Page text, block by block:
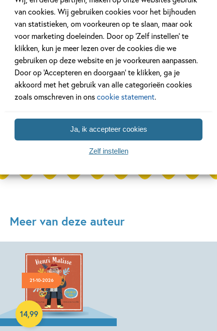
van cookies. Wij gebruiken cookies voor het bijhouden
van statistieken, om voorkeuren op te slaan, maar ook
voor marketing doeleinden. Door op ‘Zelf instellen’ te
klikken, kun je meer lezen over de cookies die we
gebruiken op deze website en je voorkeuren aanpassen.
Door op ‘Accepteren en doorgaan’ te klikken, ga je
akkoord met het gebruik van alle categorieën cookies
zoals omschreven in onscookie statement.
Ja, ik accepteer cookies
Zelf instellen
27 APRIL 2026
De mooiste cadeauboeken
voor Moederdag
20 APRIL 2026
Oplossing ‘De
puzzel!
Bekijk alle artikelen
Meer van deze auteur
21-10-2026
14,99
Hardcover